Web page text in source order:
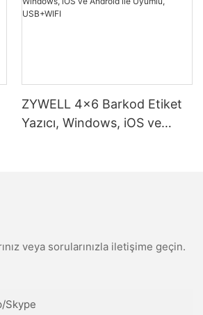
ZYWELL 4x6 Barkod Etiket
Yazıcı, Windows, iOS ve
veya sorularınızla iletişime geçin.
Skype